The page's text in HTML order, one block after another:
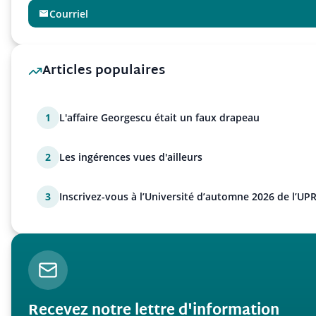
Courriel
Articles populaires
1 L'affaire Georgescu était un faux drapeau
2 Les ingérences vues d'ailleurs
3 Inscrivez-vous à l’Université d’automne 2026 de